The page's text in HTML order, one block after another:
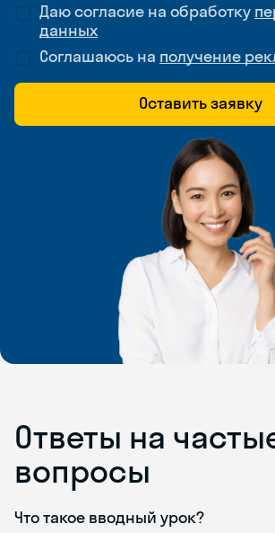
Даю согласие на обработку
данных
Соглашаюсь на получение
Оставить заявку
Ответы на
вопросы
Что такое вводный урок?